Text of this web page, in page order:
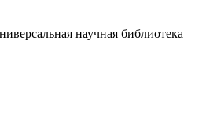
научная библиотека